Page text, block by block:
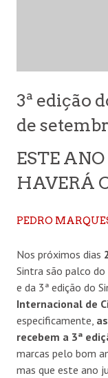
3ª edição
de
ESTE
HAVERÁ
PEDRO
Nos próximos dias
Sintra são palco
e da 3ª edição do
Internacional de
especificamente,
recebem a 3ª
marcas pelo bom
mas que este ano